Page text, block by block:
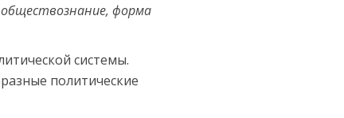
обществознание, форма
системы.
политические